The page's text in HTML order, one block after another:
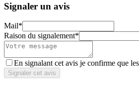
Signaler un avis
Mail*
Raison du signalement*
En signalant cet avis je confirme que
Signaler cet avis